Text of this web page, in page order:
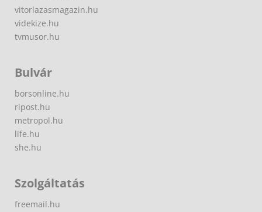
vitorlazasmagazin.hu
videkize.hu
tvmusor.hu
Bulvár
borsonline.hu
ripost.hu
metropol.hu
life.hu
she.hu
Szolgáltatás
freemail.hu